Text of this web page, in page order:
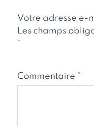
Votre adresse e-
Les champs
*
Commentaire *